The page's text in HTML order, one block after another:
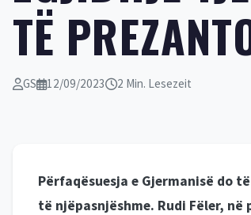
TË
GS 12/09/2023 2 Min. Lesezeit
Përfaqësuesja e Gjermanisë do
të njëpasnjëshme. Rudi Fëler,